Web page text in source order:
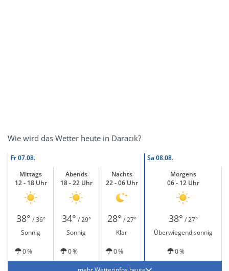
Wie wird das Wetter heute in Daracık?
Fr07.08. Sa 08.08.
Mittags
12 - 18 Uhr
Abends
18 - 22 Uhr
Nachts
22 - 06 Uhr
Morgens
06 - 12 Uhr
38° / 36° 34° / 29° 28° / 27° 38° / 27°
Sonnig
Sonnig Klar Überwiegend sonnig
0 % 0 % 0 % 0 %